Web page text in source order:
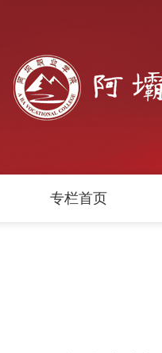
专栏首页